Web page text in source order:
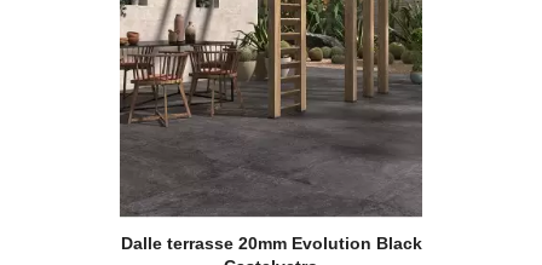
Dalle terrasse 20mm Evolution Black